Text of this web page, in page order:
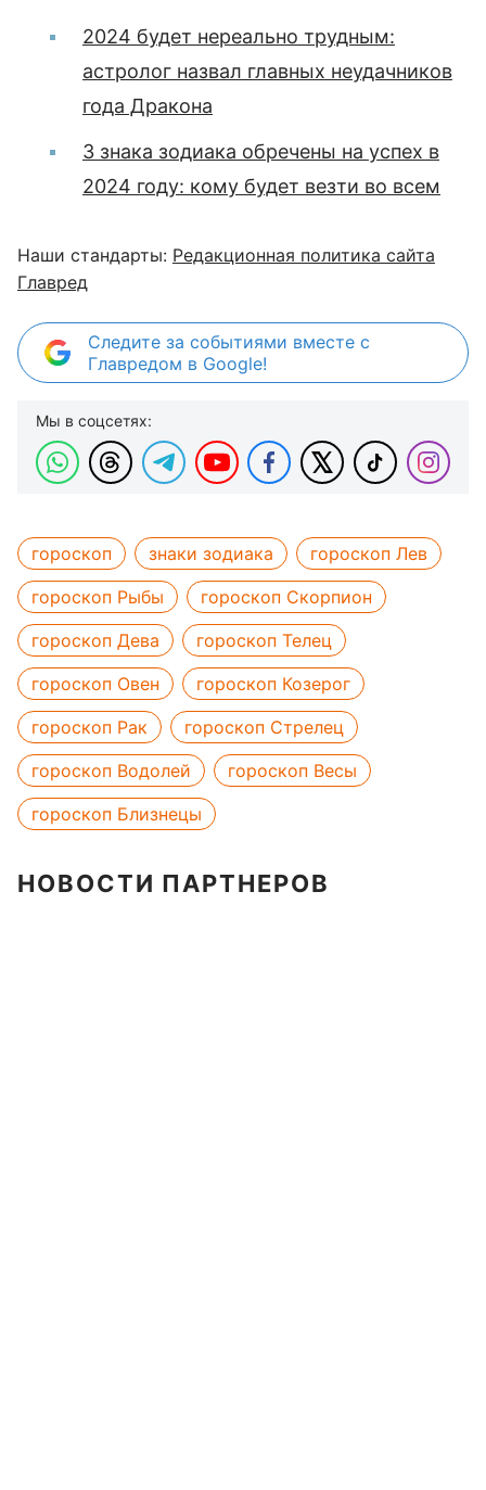
2024 будет нереально трудным:
астролог назвал главных неудачников
года Дракона
3 знака зодиака обречены на успех в
2024 году: кому будет везти во всем
Наши стандарты: Редакционная политика сайта
Главред
Следите за событиями вместе с
Главредом в Google!
Мы в соцсетях:
гороскоп знаки зодиака
гороскоп Лев
гороскоп Рыбы
гороскоп Скорпион
гороскоп Дева
гороскоп Телец
гороскоп Овен
гороскоп Козерог
гороскоп Рак
гороскоп Стрелец
гороскоп Водолей
гороскоп Весы
гороскоп Близнецы
НОВОСТИ ПАРТНЕРОВ